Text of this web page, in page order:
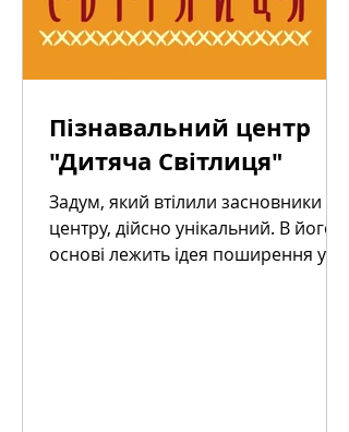
Пізнавальний центр
"Дитяча Світлиця"
Задум, який втілили засновники
центру, дійсно унікальний. В його
основі лежить ідея поширення у